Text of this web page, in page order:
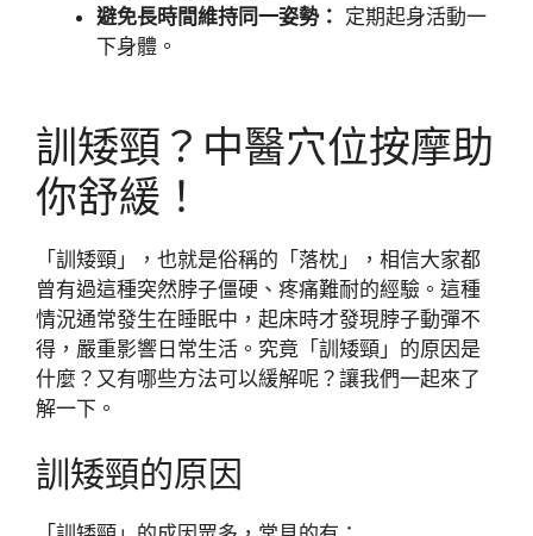
避免長時間維持同一姿勢： 定期起身活動一
下身體。
訓矮頸？中醫穴位按摩助
你舒緩！
「訓矮頸」，也就是俗稱的「落枕」，相信大家都
曾有過這種突然脖子僵硬、疼痛難耐的經驗。這種
情況通常發生在睡眠中，起床時才發現脖子動彈不
得，嚴重影響日常生活。究竟「訓矮頸」的原因是
什麼？又有哪些方法可以緩解呢？讓我們一起來了
解一下。
訓矮頸的原因